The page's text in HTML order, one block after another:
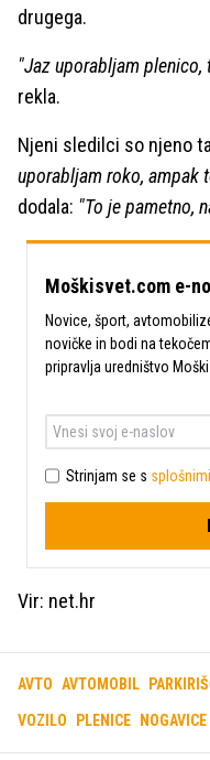
drugega.
"Jaz uporabljam
rekla.
Njeni sledilci so njeno
uporabljam roko, ampak
dodala: "To je pametno,
Moškisvet.com e-
Novice, šport,
novičke in bodi na
pripravlja uredništvo
Strinjam se s
Vir: net.hr
AVTO AVTOMOBIL
VOZILO PLENICE NOGAVICE